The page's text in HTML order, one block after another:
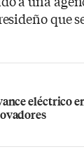
que
eléctrico